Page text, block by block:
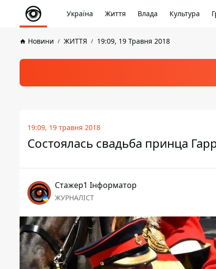
Україна Життя Влада Культура
Новини ЖИТТЯ 19:09, 19 Травня 2018
19:09, 19 травня 2018
Состоялась свадьба принца
Стажер1 Інформатор
ЖУРНАЛІСТ